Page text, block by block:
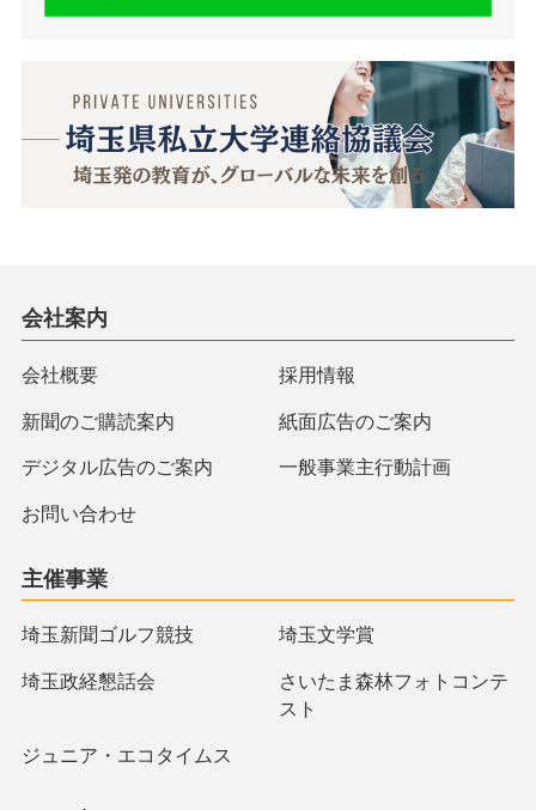
会社案内
会社概要 採用情報
新聞のご購読案内 紙面広告のご案内
デジタル広告のご案内 一般事業主行動計画
お問い合わせ
主催事業
埼玉新聞ゴルフ競技 埼玉文学賞
埼玉政経懇話会
さいたま森林フォトコンテ
スト
ジュニア・エコタイムス